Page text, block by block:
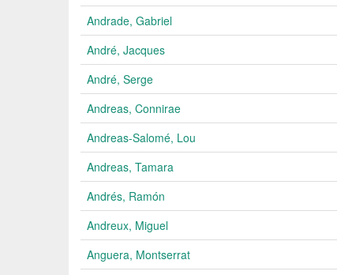
Andrade, Gabriel
André, Jacques
André, Serge
Andreas, Connirae
Andreas-Salomé, Lou
Andreas, Tamara
Andrés, Ramón
Andreux, Miguel
Anguera, Montserrat